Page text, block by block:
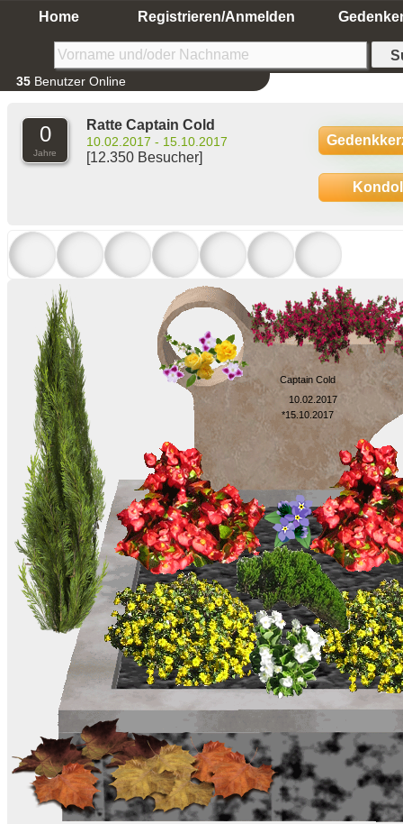
Home Registrieren/Anmelden
35 Benutzer Online
0
Jahre
Ratte Captain Cold
10.02.2017 - 15.10.2017
[12.350 Besucher]
Captain Cold
10.02.2017
*15.10.2017